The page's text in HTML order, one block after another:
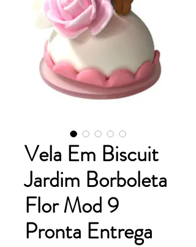
Vela Em Biscuit
Jardim Borboleta
Flor Mod 9
Pronta Entrega